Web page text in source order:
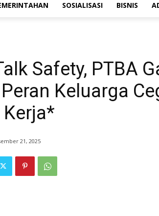
SOSIALISASI BISNIS
Safety, PTBA
Keluarga
21, 2025